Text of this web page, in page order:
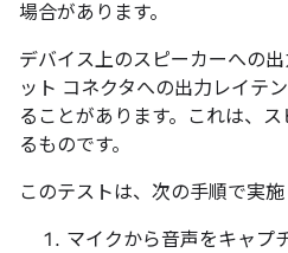
場合があります。
デバイス上のスピーカーへの
ット コネクタへの出力レイテ
ることがあります。これは、
るものです。
このテストは、次の手順で実施
マイクから音声をキャプ